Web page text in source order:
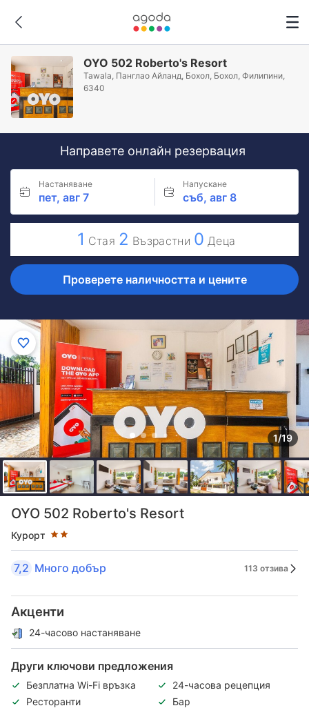
OYO 502 Roberto's Resort
Tawala, Панглао Айланд, Бохол, Бохол, Филипини,
6340
Направете онлайн резервация
Настаняване
пет, авг 7
Напускане
съб, авг 8
1 Стая 2 Възрастни 0 Деца
Проверете наличността и цените
1/19
OYO 502 Roberto's Resort
Курорт
Оценка в звезди: 2 звезди
7,2 Много добър 113 отзива
Акценти
24-часово настаняване
Други ключови предложения
Безплатна Wi-Fi връзка
24-часова рецепция
Ресторанти
Бар